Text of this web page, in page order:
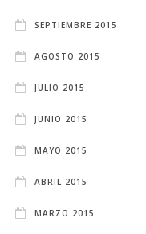
SEPTIEMBRE 2015
AGOSTO 2015
JULIO 2015
JUNIO 2015
MAYO 2015
ABRIL 2015
MARZO 2015